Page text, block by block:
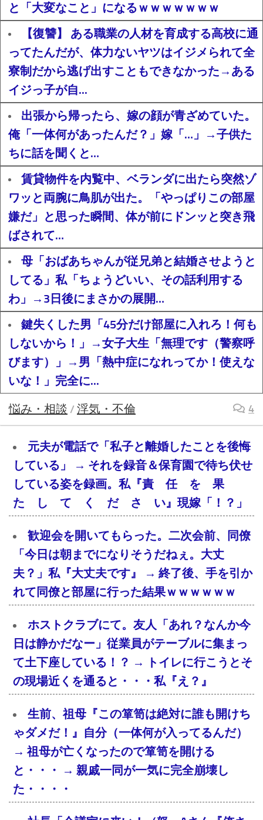
と「大変なこと」になるｗｗｗｗｗｗｗ
【復讐】 ある職業の人材を育成する高校に通
ってたんだが、体力ないヤツはイジメられて全
寮制だから逃げ出すこともできなかった→ある
イジっ子が自...
出張から帰ったら、嫁の顔が青ざめていた。
俺「一体何があったんだ？」嫁「…」→子供た
ちに話を聞くと…
賃貸物件を内覧中、ベランダに出たら突然ゾ
ワッと両腕に鳥肌が出た。「やっぱりこの部屋
嫌だ」と思った瞬間、体が前にドンッと突き飛
ばされて…
母「おばあちゃんが従兄弟と結婚させようと
してる」私「ちょうどいい、その話利用する
わ」→3日後にまさかの展開…
鍵失くした男「45分だけ部屋に入れろ！何も
しないから！」→女子大生「無理です（警察呼
びます）」→男「熱中症になれってか！使えな
いな！」完全に...
悩み・相談 / 浮気・不倫 4
元夫が電話で「私子と離婚したことを後悔
している」 → それを録音＆保育園で待ち伏せ
している姿を録画。私『責 任 を 果
た し て く だ さ い』現嫁「！？」
歓迎会を開いてもらった。二次会前、同僚
「今日は朝までになりそうだねぇ。大丈
夫？」私『大丈夫です』 → 終了後、手を引か
れて同僚と部屋に行った結果ｗｗｗｗｗｗ
ホストクラブにて。友人「あれ？なんか今
日は静かだなー」従業員がテーブルに集まっ
て土下座している！？ → トイレに行こうとそ
の現場近くを通ると・・・私『え？』
生前、祖母『この箪笥は絶対に誰も開けち
ゃダメだ！』自分（一体何が入ってるんだ）
→ 祖母が亡くなったので箪笥を開ける
と・・・ → 親戚一同が一気に完全崩壊し
た・・・・